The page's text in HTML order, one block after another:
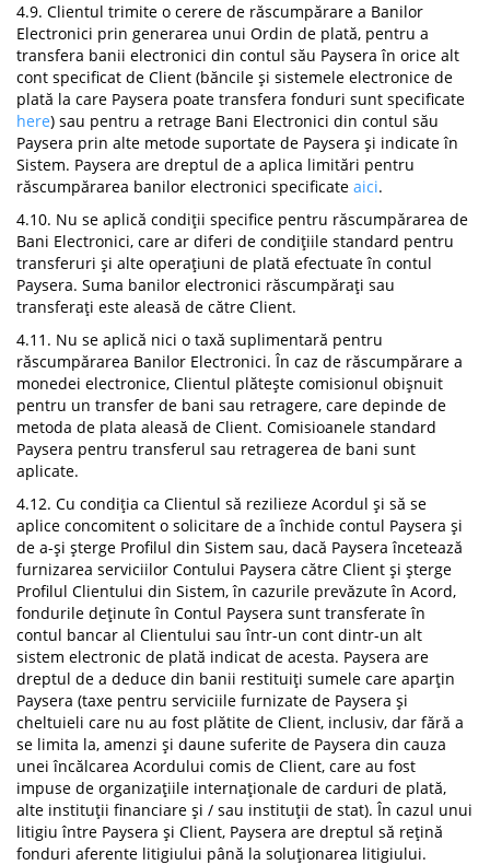
4.9. Clientul trimite o cerere de răscumpărare a Banilor
Electronici prin generarea unui Ordin de plată, pentru a
transfera banii electronici din contul său Paysera în orice alt
cont specificat de Client (băncile și sistemele electronice de
plată la care Paysera poate transfera fonduri sunt specificate
here) sau pentru a retrage Bani Electronici din contul său
Paysera prin alte metode suportate de Paysera și indicate în
Sistem. Paysera are dreptul de a aplica limitări pentru
răscumpărarea banilor electronici specificate aici.
4.10. Nu se aplică condiții specifice pentru răscumpărarea de
Bani Electronici, care ar diferi de condițiile standard pentru
transferuri și alte operațiuni de plată efectuate în contul
Paysera. Suma banilor electronici răscumpărați sau
transferați este aleasă de către Client.
4.11. Nu se aplică nici o taxă suplimentară pentru
răscumpărarea Banilor Electronici. În caz de răscumpărare a
monedei electronice, Clientul plătește comisionul obișnuit
pentru un transfer de bani sau retragere, care depinde de
metoda de plata aleasă de Client. Comisioanele standard
Paysera pentru transferul sau retragerea de bani sunt
aplicate.
4.12. Cu condiția ca Clientul să rezilieze Acordul și să se
aplice concomitent o solicitare de a închide contul Paysera și
de a-și șterge Profilul din Sistem sau, dacă Paysera încetează
furnizarea serviciilor Contului Paysera către Client și șterge
Profilul Clientului din Sistem, în cazurile prevăzute în Acord,
fondurile deținute în Contul Paysera sunt transferate în
contul bancar al Clientului sau într-un cont dintr-un alt
sistem electronic de plată indicat de acesta. Paysera are
dreptul de a deduce din banii restituiți sumele care aparțin
Paysera (taxe pentru serviciile furnizate de Paysera și
cheltuieli care nu au fost plătite de Client, inclusiv, dar fără a
se limita la, amenzi și daune suferite de Paysera din cauza
unei încălcarea Acordului comis de Client, care au fost
impuse de organizațiile internaționale de carduri de plată,
alte instituții financiare și / sau instituții de stat). În cazul unui
litigiu între Paysera și Client, Paysera are dreptul să rețină
fonduri aferente litigiului până la soluționarea litigiului.